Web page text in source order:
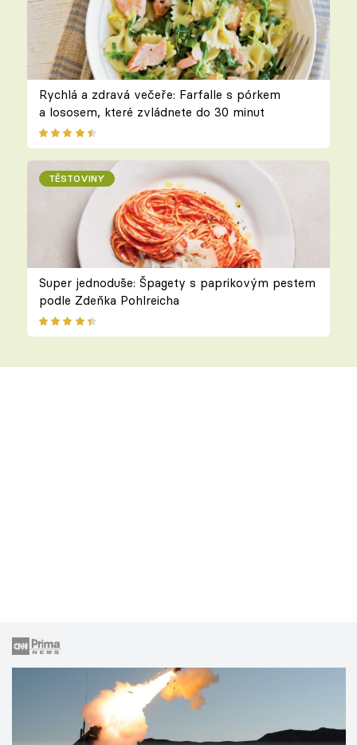
Rychlá a zdravá večeře: Farfalle s pórkem
a lososem, které zvládnete do 30 minut
TĚSTOVINY
Super jednoduše: Špagety s paprikovým pestem
podle Zdeňka Pohlreicha